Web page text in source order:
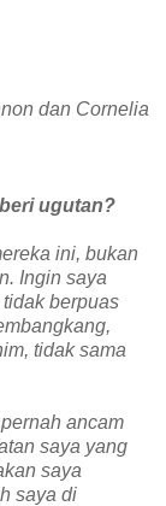
dan Cornelia
ugutan?
ini, bukan
Ingin saya
berpuas
tidak sama
ancam
saya yang
saya
saya di